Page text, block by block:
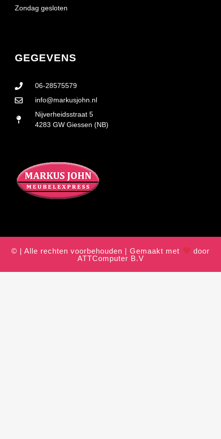
GEGEVENS
06-28575579
info@markusjohn.nl
Nijverheidsstraat 5
4283 GW Giessen (NB)
Zondag gesloten
© | Alle rechten voorbehouden | Gemaakt met
door
ATTComputer B.V